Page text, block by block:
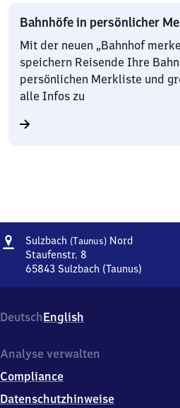
Bahnhöfe in persönlicher
Mit der neuen „Bahnhof
speichern Reisende Ihre
persönlichen Merkliste und
alle Infos zu
Adresse
Sulzbach (Taunus) NordSulzbach
Nord
Staufenstr. 8
65843 Sulzbach (Taunus)
Nord,
Staufenstr.
6
8
4
DeutschEnglish
Analyse verwalten
Compliance
Datenschutzhinweise